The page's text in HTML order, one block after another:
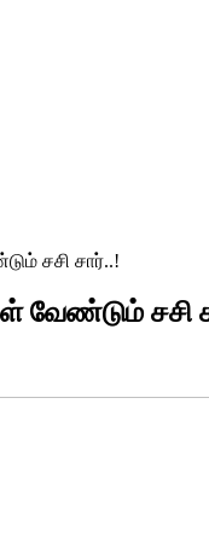
சசி சார்..!
வேண்டும் சசி